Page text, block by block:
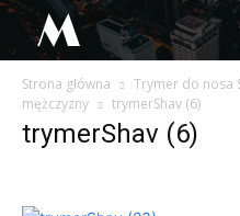
M
Strona główna
Trymer do nosa
mężczyzny
trymerShav (6)
trymerShav (6)